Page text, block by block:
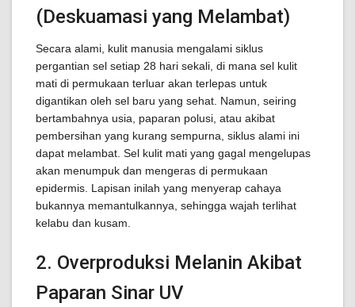
(Deskuamasi yang Melambat)
Secara alami, kulit manusia mengalami siklus
pergantian sel setiap 28 hari sekali, di mana sel kulit
mati di permukaan terluar akan terlepas untuk
digantikan oleh sel baru yang sehat. Namun, seiring
bertambahnya usia, paparan polusi, atau akibat
pembersihan yang kurang sempurna, siklus alami ini
dapat melambat. Sel kulit mati yang gagal mengelupas
akan menumpuk dan mengeras di permukaan
epidermis. Lapisan inilah yang menyerap cahaya
bukannya memantulkannya, sehingga wajah terlihat
kelabu dan kusam.
2. Overproduksi Melanin Akibat
Paparan Sinar UV